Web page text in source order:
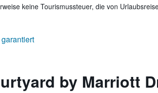
keine Tourismussteuer, die von
by Marriott